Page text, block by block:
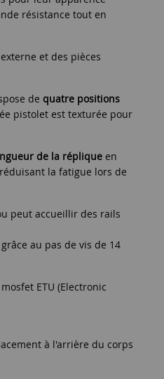
résistance tout en
et des pièces
de quatre positions
pistolet est texturée pour
de la réplique en
la fatigue lors de
peut accueillir des rails
au pas de vis de 14
ETU (Electronic
à l'arrière du corps